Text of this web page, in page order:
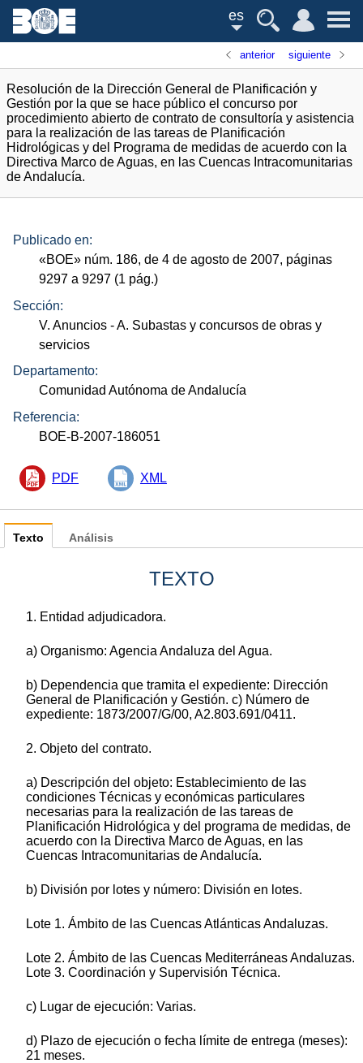
es
anterior siguiente
Resolución de la Dirección General de Planificación y
Gestión por la que se hace público el concurso por
procedimiento abierto de contrato de consultoría y asistencia
para la realización de las tareas de Planificación
Hidrológicas y del Programa de medidas de acuerdo con la
Directiva Marco de Aguas, en las Cuencas Intracomunitarias
de Andalucía.
Publicado en:
«BOE» núm. 186, de 4 de agosto de 2007, páginas
9297 a 9297 (1 pág.)
Sección:
V. Anuncios - A. Subastas y concursos de obras y
servicios
Departamento:
Comunidad Autónoma de Andalucía
Referencia:
BOE-B-2007-186051
PDF XML
Texto
TEXTO
1. Entidad adjudicadora.
a) Organismo: Agencia Andaluza del Agua.
b) Dependencia que tramita el expediente: Dirección
General de Planificación y Gestión. c) Número de
expediente: 1873/2007/G/00, A2.803.691/0411.
2. Objeto del contrato.
a) Descripción del objeto: Establecimiento de las
condiciones Técnicas y económicas particulares
necesarias para la realización de las tareas de
Planificación Hidrológica y del programa de medidas, de
acuerdo con la Directiva Marco de Aguas, en las
Cuencas Intracomunitarias de Andalucía.
b) División por lotes y número: División en lotes.
Lote 1. Ámbito de las Cuencas Atlánticas Andaluzas.
Lote 2. Ámbito de las Cuencas Mediterráneas Andaluzas.
Lote 3. Coordinación y Supervisión Técnica.
c) Lugar de ejecución: Varias.
d) Plazo de ejecución o fecha límite de entrega (meses):
21 meses.
Análisis